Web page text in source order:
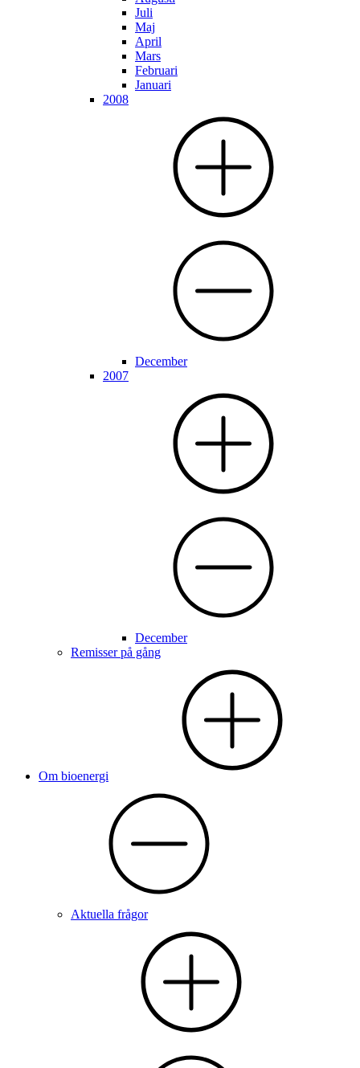
Juli
Maj
April
Mars
Februari
Januari
2008
December
2007
December
Remisser på gång
Om bioenergi
Aktuella frågor